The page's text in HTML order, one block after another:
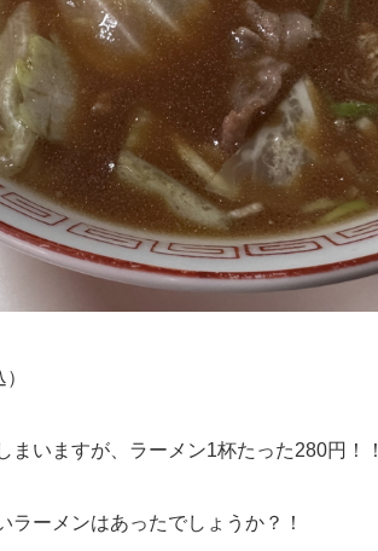
まいますが、ラーメン1杯たった280円！！
ラーメンはあったでしょうか？！